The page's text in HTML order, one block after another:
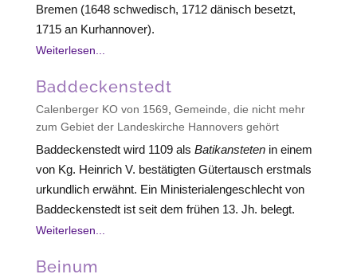
Bremen (1648 schwedisch, 1712 dänisch besetzt,
1715 an Kurhannover).
Weiterlesen...
Baddeckenstedt
Calenberger KO von 1569, Gemeinde, die nicht mehr
zum Gebiet der Landeskirche Hannovers gehört
Baddeckenstedt wird 1109 als Batikanstetenin einem
von Kg. Heinrich V. bestätigten Gütertausch erstmals
urkundlich erwähnt. Ein Ministerialengeschlecht von
Baddeckenstedt ist seit dem frühen 13. Jh. belegt.
Weiterlesen...
Beinum